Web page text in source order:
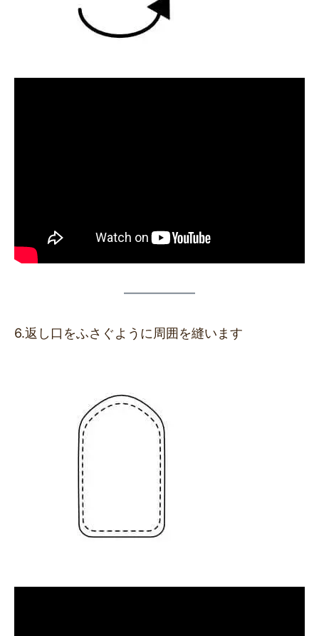
6.返し口をふさぐように周囲を縫います